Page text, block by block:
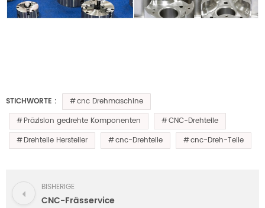
STICHWORTE :
cnc Drehmaschine
Präzision gedrehte Komponenten
CNC-Drehteile
Drehteile Hersteller
cnc-Drehteile cnc-Dreh-Teile
BISHERIGE
CNC-Frässervice